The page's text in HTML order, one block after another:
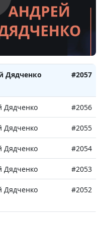
Дядченко
Дядченко #2059
Дядченко #2058
Дядченко #2057
Дядченко #2056
Дядченко #2055
Дядченко #2054
Дядченко #2053
Дядченко #2052